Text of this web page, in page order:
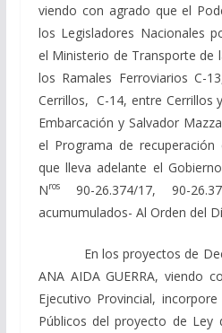
viendo con agrado que el
los Legisladores Nacionales
el Ministerio de Transporte de
los Ramales Ferroviarios C-
Cerrillos, C-14, entre Cerrillos
Embarcación y Salvador
el Programa de recuperación
que lleva adelante el
Nros90-26.374/17, 90-
acumumulados- Al Orden del
En los proyectos de
ANA AIDA GUERRA, viendo
Ejecutivo Provincial,
Públicos del proyecto de Ley